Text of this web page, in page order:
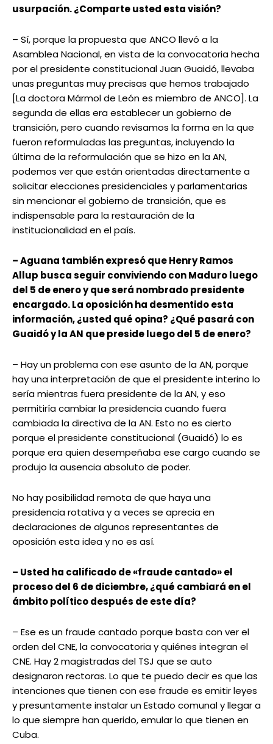
usurpación. ¿Comparte usted esta visión?
– Sí, porque la propuesta que ANCO llevó a la
Asamblea Nacional, en vista de la convocatoria hecha
por el presidente constitucional Juan Guaidó, llevaba
unas preguntas muy precisas que hemos trabajado
[La doctora Mármol de León es miembro de ANCO]. La
segunda de ellas era establecer un gobierno de
transición, pero cuando revisamos la forma en la que
fueron reformuladas las preguntas, incluyendo la
última de la reformulación que se hizo en la AN,
podemos ver que están orientadas directamente a
solicitar elecciones presidenciales y parlamentarias
sin mencionar el gobierno de transición, que es
indispensable para la restauración de la
institucionalidad en el país.
– Aguana también expresó que Henry Ramos
Allup busca seguir conviviendo con Maduro luego
del 5 de enero y que será nombrado presidente
encargado. La oposición ha desmentido esta
información, ¿usted qué opina? ¿Qué pasará con
Guaidó y la AN que preside luego del 5 de enero?
– Hay un problema con ese asunto de la AN, porque
hay una interpretación de que el presidente interino lo
sería mientras fuera presidente de la AN, y eso
permitiría cambiar la presidencia cuando fuera
cambiada la directiva de la AN. Esto no es cierto
porque el presidente constitucional (Guaidó) lo es
porque era quien desempeñaba ese cargo cuando se
produjo la ausencia absoluto de poder.
No hay posibilidad remota de que haya una
presidencia rotativa y a veces se aprecia en
declaraciones de algunos representantes de
oposición esta idea y no es así.
– Usted ha calificado de «fraude cantado» el
proceso del 6 de diciembre, ¿qué cambiará en el
ámbito político después de este día?
– Ese es un fraude cantado porque basta con ver el
orden del CNE, la convocatoria y quiénes integran el
CNE. Hay 2 magistradas del TSJ que se auto
designaron rectoras. Lo que te puedo decir es que las
intenciones que tienen con ese fraude es emitir leyes
y presuntamente instalar un Estado comunal y llegar a
lo que siempre han querido, emular lo que tienen en
Cuba.